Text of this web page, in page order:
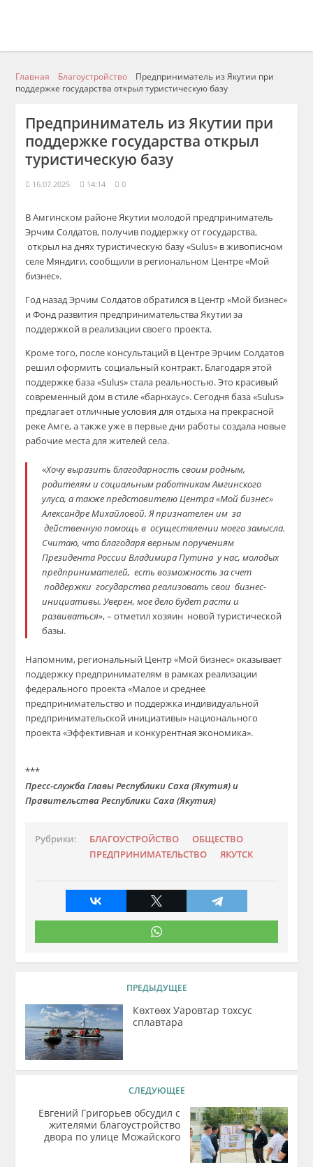
Главная Благоустройство
Предприниматель из Якутии при
поддержке государства открыл туристическую базу
Предприниматель из Якутии при
поддержке государства открыл
туристическую базу
16.07.2025 14:14 0
В Амгинском районе Якутии молодой предприниматель
Эрчим Солдатов, получив поддержку от государства,
открыл на днях туристическую базу «Sulus» в живописном
селе Мяндиги, сообщили в региональном Центре «Мой
бизнес».
Год назад Эрчим Солдатов обратился в Центр «Мой бизнес»
и Фонд развития предпринимательства Якутии за
поддержкой в реализации своего проекта.
Кроме того, после консультаций в Центре Эрчим Солдатов
решил оформить социальный контракт. Благодаря этой
поддержке база «Sulus» стала реальностью. Это красивый
современный дом в стиле «барнхаус». Сегоднябаза«Sulus»
предлагает отличные условия для отдыха на прекрасной
реке Амге, а также уже в первые дни работы создала новые
рабочие места для жителей села.
«Хочу выразить благодарность своим родным,
родителям и социальным работникам Амгинского
улуса, а также представителю Центра «Мой бизнес»
Александре Михайловой. Я признателен им за
действенную помощь в осуществлении моего замысла.
Считаю, что благодаря верным поручениям
Президента России Владимира Путина у нас, молодых
предпринимателей, есть возможность за счет
поддержки государства реализовать свои бизнес-
инициативы. Уверен, мое дело будет расти и
развиваться», – отметил хозяин новой туристической
базы.
Напомним, региональный Центр «Мой бизнес» оказывает
поддержку предпринимателям в рамках реализации
федерального проекта «Малое и среднее
предпринимательство и поддержка индивидуальной
предпринимательской инициативы» национального
проекта «Эффективная и конкурентная экономика».
***
Пресс-служба Главы Республики Саха (Якутия) и
Правительства Республики Саха (Якутия)
Рубрики: БЛАГОУСТРОЙСТВО
ОБЩЕСТВО
ПРЕДПРИНИМАТЕЛЬСТВО
ЯКУТСК
ПРЕДЫДУЩЕЕ
Көхтөөх Уаровтар тохсус
сплавтара
СЛЕДУЮЩЕЕ
Евгений Григорьев обсудил с
жителями благоустройство
двора по улице Можайского